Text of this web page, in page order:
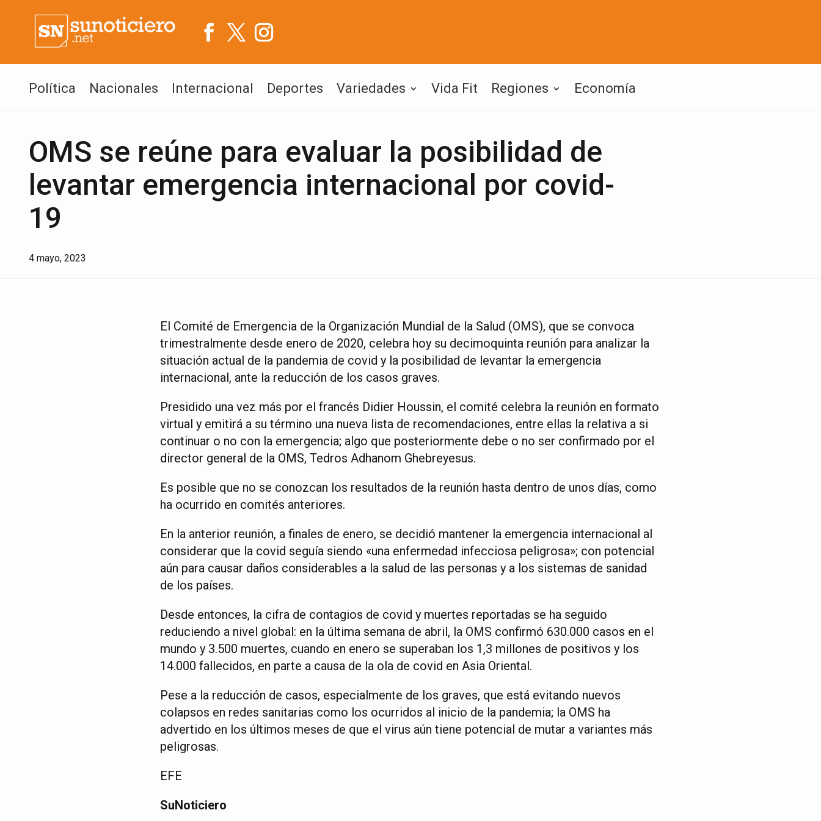
Política Nacionales Internacional Deportes Variedades Vida Fit Regiones Economía
OMS se reúne para evaluar la posibilidad de
levantar emergencia internacional por covid-
19
4 mayo, 2023
El Comité de Emergencia de la Organización Mundial de la Salud (OMS), que se convoca
trimestralmente desde enero de 2020, celebra hoy su decimoquinta reunión para analizar la
situación actual de la pandemia de covid y la posibilidad de levantar la emergencia
internacional, ante la reducción de los casos graves.
Presidido una vez más por el francés Didier Houssin, el comité celebra la reunión en formato
virtual y emitirá a su término una nueva lista de recomendaciones, entre ellas la relativa a si
continuar o no con la emergencia; algo que posteriormente debe o no ser confirmado por el
director general de la OMS, Tedros Adhanom Ghebreyesus.
Es posible que no se conozcan los resultados de la reunión hasta dentro de unos días, como
ha ocurrido en comités anteriores.
En la anterior reunión, a finales de enero, se decidió mantener la emergencia internacional al
considerar que la covid seguía siendo «una enfermedad infecciosa peligrosa»; con potencial
aún para causar daños considerables a la salud de las personas y a los sistemas de sanidad
de los países.
Desde entonces, la cifra de contagios de covid y muertes reportadas se ha seguido
reduciendo a nivel global: en la última semana de abril, la OMS confirmó 630.000 casos en el
mundo y 3.500 muertes, cuando en enero se superaban los 1,3 millones de positivos y los
14.000 fallecidos, en parte a causa de la ola de covid en Asia Oriental.
Pese a la reducción de casos, especialmente de los graves, que está evitando nuevos
colapsos en redes sanitarias como los ocurridos al inicio de la pandemia; la OMS ha
advertido en los últimos meses de que el virus aún tiene potencial de mutar a variantes más
peligrosas.
EFE
SuNoticiero